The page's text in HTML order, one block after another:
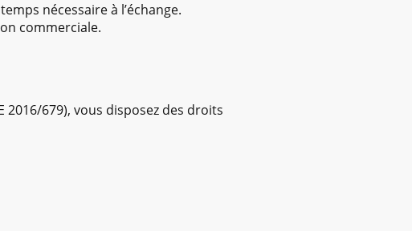
nécessaire à l’échange.
commerciale.
2016/679), vous disposez des droits